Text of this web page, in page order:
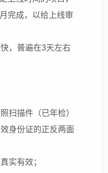
完成，以给上线审
，普遍在3天左右
扫描件（已年检）
身份证的正反两面
实有效；